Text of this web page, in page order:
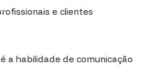
e clientes
habilidade de comunicação